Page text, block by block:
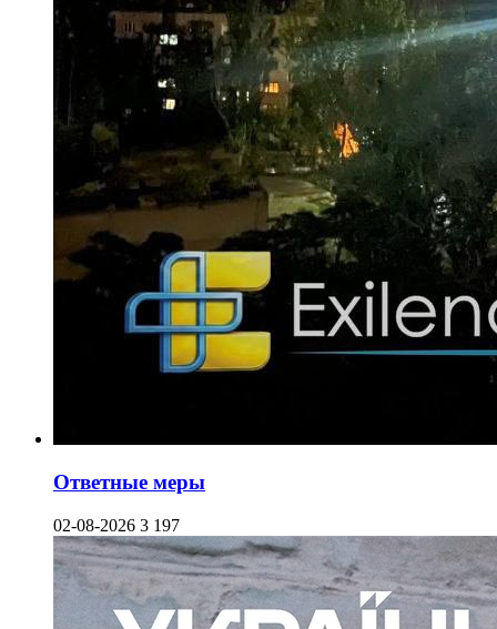
Ответные меры
02-08-2026 3 197